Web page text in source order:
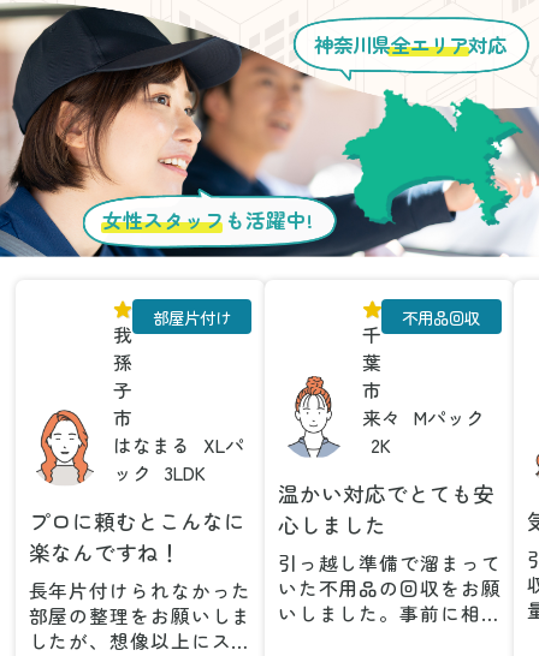
女性スタッフ も活躍中!
神奈川県全エリア対応
我
孫
子
市
はなまる
XLパ
ック
3LDK
部屋片付け
プロに頼むとこんなに
楽なんですね！
長年片付けられなかった
部屋の整理をお願いしま
したが、想像以上にスム
千
葉
市
来々
Mパック
2K
不用品回収
温かい対応でとても安
心しました
引っ越し準備で溜まって
いた不用品の回収をお願
いしました。事前に相談